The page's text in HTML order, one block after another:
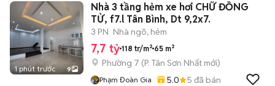
1 phút trước 9
Nhà 3 tầng hẻm xe hơi CHỮ ĐỒNG
TỬ, f7.l Tân Bình, Dt 9,2x7.
3 PN Nhà ngõ, hẻm
7,7 tỷ 118 tr/m² 65 m²
Phường 7 (P. Tân Sơn Nhất mới)
Phạm Đoàn Gia 5.0 5 đã bán